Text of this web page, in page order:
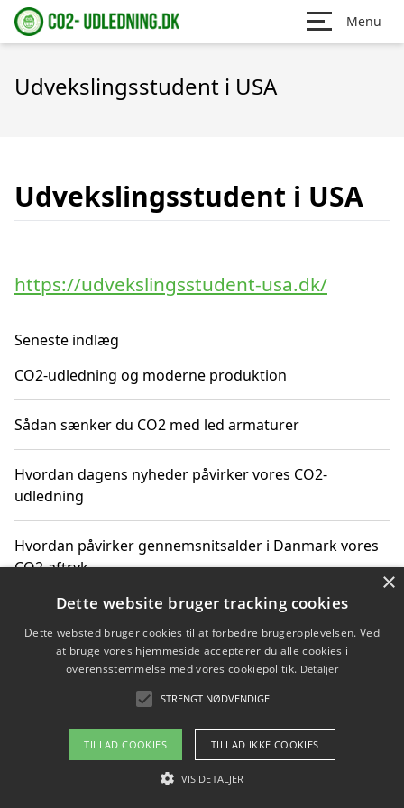
Menu
Udvekslingsstudent i USA
Udvekslingsstudent i USA
https://udvekslingsstudent-usa.dk/
Seneste indlæg
CO2-udledning og moderne produktion
Sådan sænker du CO2 med led armaturer
Hvordan dagens nyheder påvirker vores CO2-
udledning
Hvordan påvirker gennemsnitsalder i Danmark vores
CO2-aftryk
Hvordan nyheder om CO2-udledning påvirker vores
hverdag
Om / kontakt
Blog Betingelser
×
Dette website bruger tracking cookies
Dette websted bruger cookies til at forbedre brugeroplevelsen. Ved
at bruge vores hjemmeside accepterer du alle cookies i
overensstemmelse med vores cookiepolitik. Detaljer
STRENGT NØDVENDIGE
TILLAD COOKIES TILLAD IKKE COOKIES
VIS DETALJER